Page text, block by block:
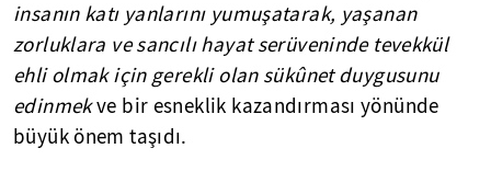
insanın katı yanlarını yumuşatarak, yaşanan
zorluklara ve sancılı hayat serüveninde tevekkül
ehli olmak için gerekli olan sükûnet duygusunu
edinmekve bir esneklik kazandırması yönünde
büyük önem taşıdı.